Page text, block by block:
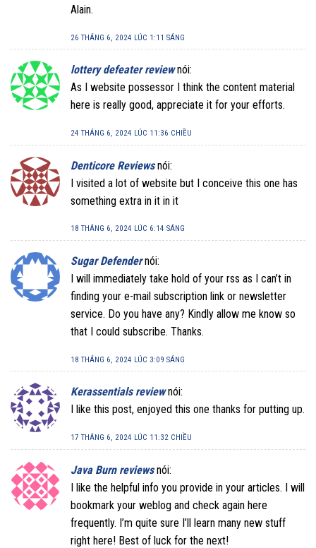
Alain.
26 THÁNG 6, 2024 LÚC 1:11 SÁNG
lottery defeater review nói:
As I website possessor I think the content material
here is really good, appreciate it for your efforts.
24 THÁNG 6, 2024 LÚC 11:36 CHIỀU
Denticore Reviews nói:
I visited a lot of website but I conceive this one has
something extra in it in it
18 THÁNG 6, 2024 LÚC 6:14 SÁNG
Sugar Defender nói:
I will immediately take hold of your rss as I can’t in
finding your e-mail subscription link or newsletter
service. Do you have any? Kindly allow me know so
that I could subscribe. Thanks.
18 THÁNG 6, 2024 LÚC 3:09 SÁNG
Kerassentials review nói:
I like this post, enjoyed this one thanks for putting up.
17 THÁNG 6, 2024 LÚC 11:32 CHIỀU
Java Burn reviews nói:
I like the helpful info you provide in your articles. I will
bookmark your weblog and check again here
frequently. I’m quite sure I’ll learn many new stuff
right here! Best of luck for the next!